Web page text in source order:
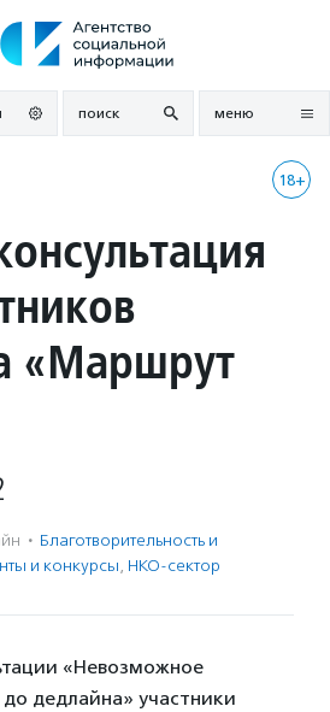
поиск меню
18+
«Маршрут
· Благотвори­тель­ность и
и конкурсы, НКО-сектор
«Невозможное
дедлайна» участники